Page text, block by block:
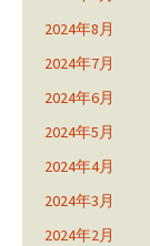
2024年8月
2024年7月
2024年6月
2024年5月
2024年4月
2024年3月
2024年2月